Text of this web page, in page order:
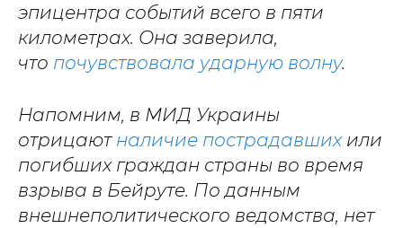
эпицентра событий всего в пяти
километрах. Она заверила,
что почувствовала ударную волну.
Напомним, в МИД Украины
отрицают наличие пострадавшихили
погибших граждан страны во время
взрыва в Бейруте. По данным
внешнеполитического ведомства, нет